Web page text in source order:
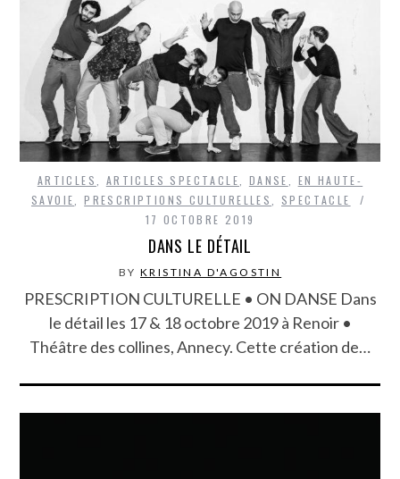
ARTICLES ARTICLES SPECTACLE DANSE
EN HAUTE-
SAVOIE
,PRESCRIPTIONS CULTURELLES
SPECTACLE
17 OCTOBRE 2019
DANS LE DÉTAIL
BY KRISTINA D'AGOSTIN
PRESCRIPTION CULTURELLE • ON DANSE Dans
le détail les 17 & 18 octobre 2019 à Renoir •
Théâtre des collines, Annecy. Cette création de…